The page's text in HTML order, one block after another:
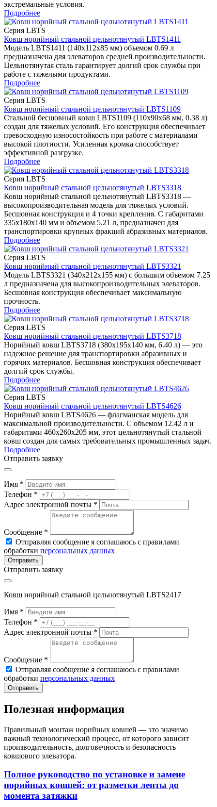
экстремальные условия.
Подробнее
Серия LBTS
Ковш норийный стальной цельнотянутый LBTS1411
Модель LBTS1411 (140x112x85 мм) объемом 0.69 л
предназначена для элеваторов средней производительности.
Цельнотянутая сталь гарантирует долгий срок службы при
работе с тяжелыми продуктами.
Подробнее
Серия LBTS
Ковш норийный стальной цельнотянутый LBTS1109
Стальной бесшовный ковш LBTS1109 (110x90x68 мм, 0.38 л)
создан для тяжелых условий. Его конструкция обеспечивает
превосходную износостойкость при работе с материалами
высокой плотности. Усиленная кромка способствует
эффективной разгрузке.
Подробнее
Серия LBTS
Ковш норийный стальной цельнотянутый LBTS3318
Ковш норийный стальной цельнотянутый LBTS3318 —
высокопроизводительная модель для тяжелых условий.
Бесшовная конструкция и 4 точки крепления. С габаритами
335x180x140 мм и объемом 5.21 л, предназначен для
транспортировки крупных фракций абразивных материалов.
Подробнее
Серия LBTS
Ковш норийный стальной цельнотянутый LBTS3321
Модель LBTS3321 (340x212x155 мм) с большим объемом 7.25
л предназначена для высокопроизводительных элеваторов.
Бесшовная конструкция обеспечивает максимальную
прочность.
Подробнее
Серия LBTS
Ковш норийный стальной цельнотянутый LBTS3718
Норийный ковш LBTS3718 (380x195x140 мм, 6.40 л) — это
надежное решение для транспортировки абразивных и
горячих материалов. Бесшовная конструкция обеспечивает
долгий срок службы.
Подробнее
Серия LBTS
Ковш норийный стальной цельнотянутый LBTS4626
Норийный ковш LBTS4626 — флагманская модель для
максимальной производительности. С объемом 12.42 л и
габаритами 460x260x205 мм, этот цельнотянутый стальной
ковш создан для самых требовательных промышленных задач.
Подробнее
Отправить заявку
Имя *
Телефон *
Адрес электронной почты *
Сообщение *
Отправляя сообщение я соглашаюсь с правилами
обработки персональных данных
Отправить
Отправить заявку
Ковш норийный стальной цельнотянутый LBTS2417
Имя *
Телефон *
Адрес электронной почты *
Сообщение *
Отправляя сообщение я соглашаюсь с правилами
обработки персональных данных
Отправить
Полезная информация
Правильный монтаж норийных ковшей — это значимо
важный технологический процесс, от которого зависит
производительность, долговечность и безопасность
ковшового элеватора.
Полное руководство по установке и замене
норийных ковшей: от разметки ленты до
момента затяжки